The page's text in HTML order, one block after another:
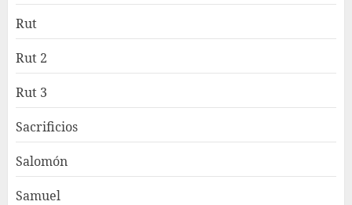
Rut
Rut 2
Rut 3
Sacrificios
Salomón
Samuel